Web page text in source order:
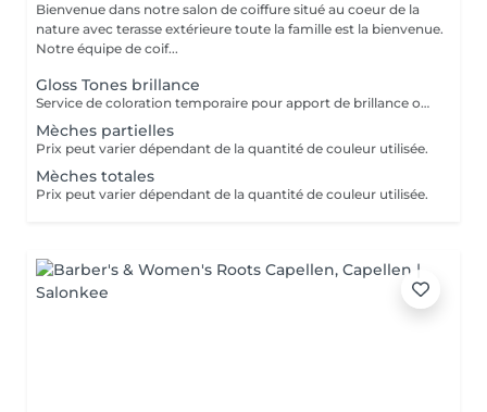
Bienvenue dans notre salon de coiffure situé au coeur de la
nature avec terasse extérieure toute la famille est la bienvenue.
Notre équipe de coif...
Gloss Tones brillance
Service de coloration temporaire pour apport de brillance ou ajout de reflet
Mèches partielles
Prix peut varier dépendant de la quantité de couleur utilisée.
Mèches totales
Prix peut varier dépendant de la quantité de couleur utilisée.